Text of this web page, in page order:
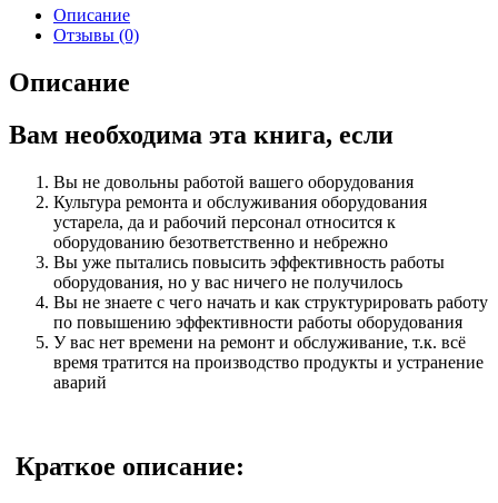
Описание
Отзывы (0)
Описание
Вам необходима эта книга, если
Вы не довольны работой вашего оборудования
Культура ремонта и обслуживания оборудования
устарела, да и рабочий персонал относится к
оборудованию безответственно и небрежно
Вы уже пытались повысить эффективность работы
оборудования, но у вас ничего не получилось
Вы не знаете с чего начать и как структурировать работу
по повышению эффективности работы оборудования
У вас нет времени на ремонт и обслуживание, т.к. всё
время тратится на производство продукты и устранение
аварий
Краткое описание: